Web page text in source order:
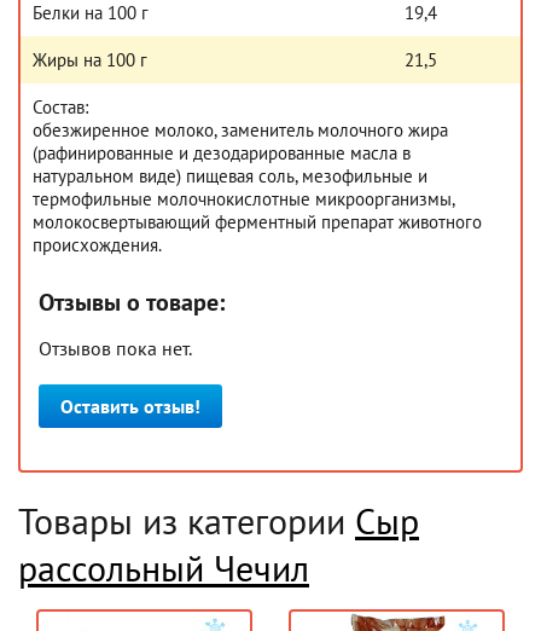
Белки на 100 г 19,4
Жиры на 100 г 21,5
Состав:
обезжиренное молоко, заменитель молочного жира
(рафинированные и дезодарированные масла в
натуральном виде) пищевая соль, мезофильные и
термофильные молочнокислотные микроорганизмы,
молокосвертывающий ферментный препарат животного
происхождения.
Отзывы о товаре:
Отзывов пока нет.
Оставить отзыв!
Товары из категории Сыр
рассольный Чечил